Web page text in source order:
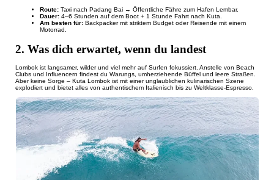
Route: Taxi nach Padang Bai → Öffentliche Fähre zum Hafen Lembar.
Dauer: 4–6 Stunden auf dem Boot + 1 Stunde Fahrt nach Kuta.
Am besten für: Backpacker mit striktem Budget oder Reisende mit einem
Motorrad.
2. Was dich erwartet, wenn du landest
Lombok ist langsamer, wilder und viel mehr auf Surfen fokussiert. Anstelle von Beach
Clubs und Influencern findest du Warungs, umherziehende Büffel und leere Straßen.
Aber keine Sorge – Kuta Lombok ist mit einer unglaublichen kulinarischen Szene
explodiert und bietet alles von authentischem Italienisch bis zu Weltklasse-Espresso.